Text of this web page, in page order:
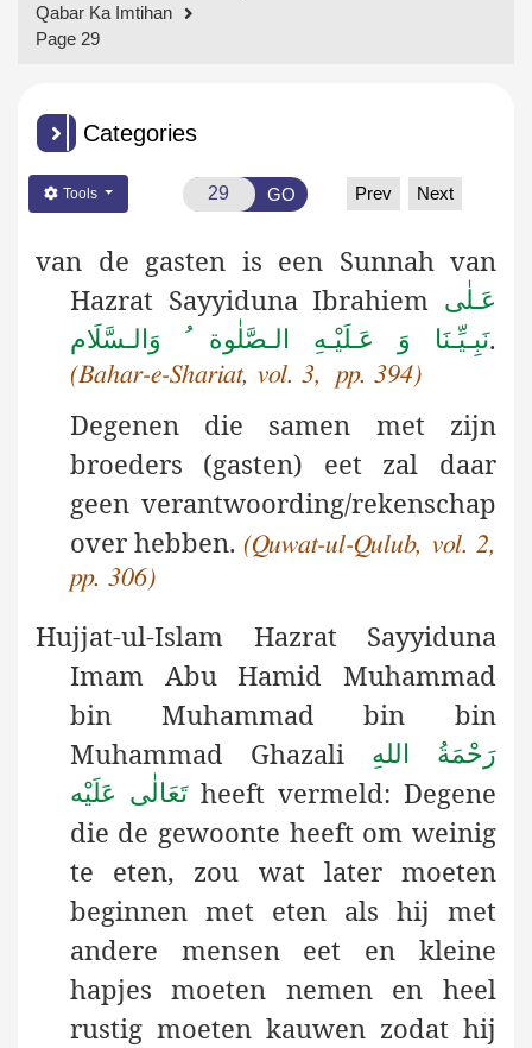
Qabar Ka Imtihan
Page 29
Categories
Tools GO Prev Next
van de gasten is een Sunnah van
Hazrat Sayyiduna Ibrahiem عَـلٰى
نَبِـيِّـنَا وَ عَـلَيْـهِ الـصَّلٰوة ُ وَالـسَّلَام.
(Bahar-e-Shariat, vol. 3, pp. 394)
Degenen die samen met zijn
broeders (gasten) eet zal daar
geen verantwoording/rekenschap
over hebben. (Quwat-ul-Qulub, vol. 2,
pp. 306)
Hujjat-ul-Islam Hazrat Sayyiduna
Imam Abu Hamid Muhammad
bin Muhammad bin bin
Muhammad Ghazali
رَحْمَةُ اللهِ
تَعَالٰی عَلَيْه heeft vermeld: Degene
die de gewoonte heeft om weinig
te eten, zou wat later moeten
beginnen met eten als hij met
andere mensen eet en kleine
hapjes moeten nemen en heel
rustig moeten kauwen zodat hij